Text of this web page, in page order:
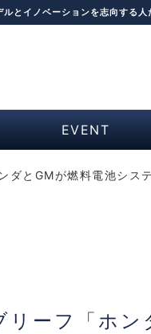
とイノベーションを志向する
EVENT
ダとGMが燃料電池シス
ーフ「ホン